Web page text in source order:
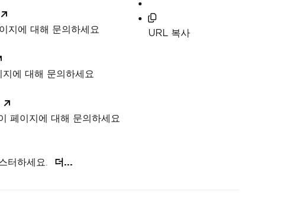
지에 대해 문의하세요
에 대해 문의하세요
페이지에 대해 문의하세요
URL 복사
터하세요. 더...